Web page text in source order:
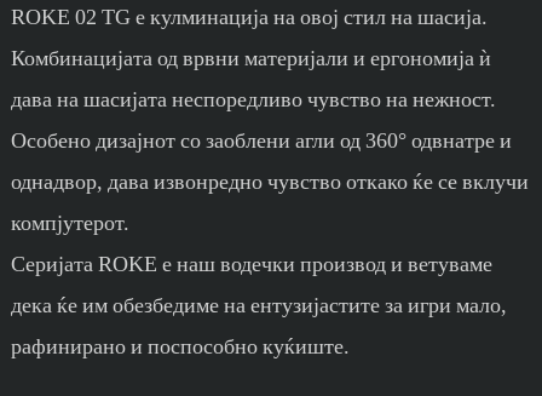
ROKE 02 TG е кулминација на овој стил на шасија.
Комбинацијата од врвни материјали и ергономија ѝ
дава на шасијата неспоредливо чувство на нежност.
Особено дизајнот со заоблени агли од 360° одвнатре и
однадвор, дава извонредно чувство откако ќе се вклучи
компјутерот.
Серијата ROKE е наш водечки производ и ветуваме
дека ќе им обезбедиме на ентузијастите за игри мало,
рафинирано и поспособно куќиште.